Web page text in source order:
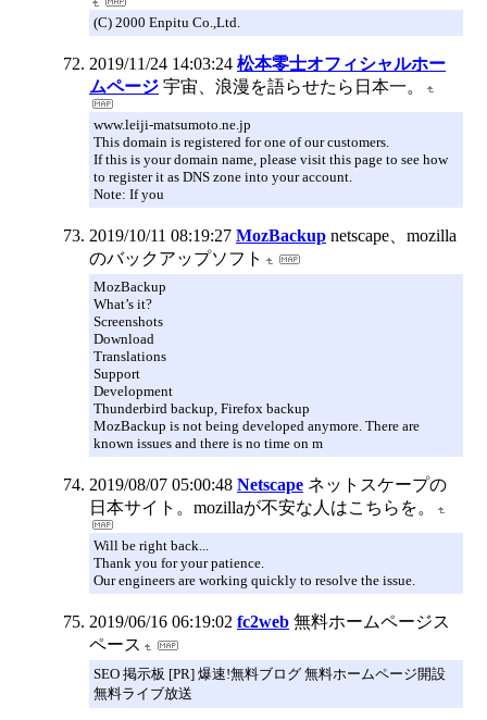
(C) 2000 Enpitu Co.,Ltd.
2019/11/24 14:03:24 松本零士オフィシャルホー
ムページ 宇宙、浪漫を語らせたら日本一。
www.leiji-matsumoto.ne.jp
This domain is registered for one of our customers.
If this is your domain name, please visit this page to see how
to register it as DNS zone into your account.
Note: If you
2019/10/11 08:19:27 MozBackup netscape、mozilla
のバックアップソフト
MozBackup
What’s it?
Screenshots
Download
Translations
Support
Development
Thunderbird backup, Firefox backup
MozBackup is not being developed anymore. There are
known issues and there is no time on m
2019/08/07 05:00:48 Netscape ネットスケープの
日本サイト。mozillaが不安な人はこちらを。
Will be right back...
Thank you for your patience.
Our engineers are working quickly to resolve the issue.
2019/06/16 06:19:02 fc2web 無料ホームページス
ペース
SEO 掲示板 [PR] 爆速!無料ブログ 無料ホームページ開設
無料ライブ放送